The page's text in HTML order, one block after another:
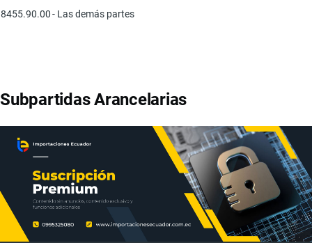
8455.90.00- Las demás partes
Subpartidas Arancelarias